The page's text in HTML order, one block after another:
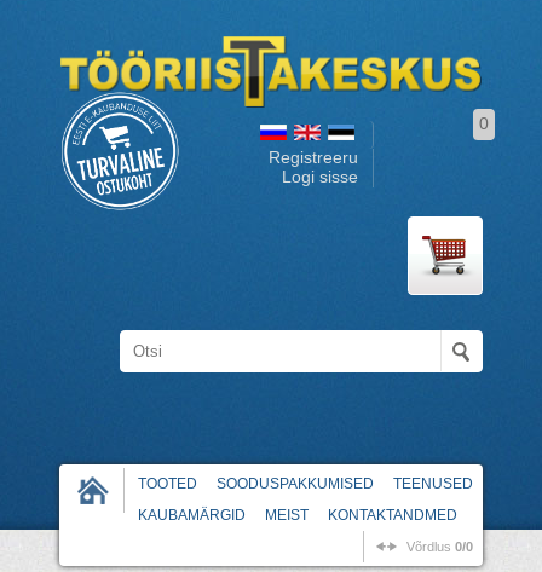
Registreeru
Logi sisse
0
TOOTED SOODUSPAKKUMISED
TEENUSED
KAUBAMÄRGID
MEIST KONTAKTANDMED
Võrdlus 0/0